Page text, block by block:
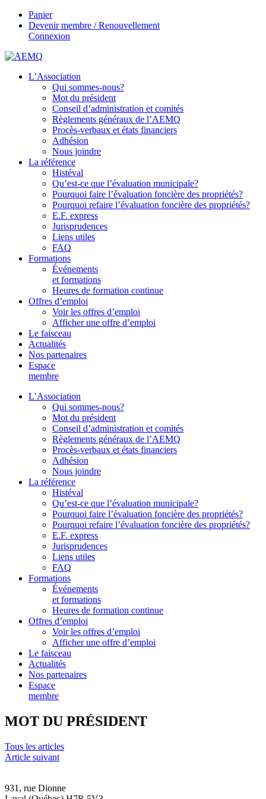
Panier
Devenir membre / Renouvellement
Connexion
L’Association
Qui sommes-nous?
Mot du président
Conseil d’administration et comités
Règlements généraux de l’AEMQ
Procès-verbaux et états financiers
Adhésion
Nous joindre
La référence
Histéval
Qu’est-ce que l’évaluation municipale?
Pourquoi faire l’évaluation foncière des propriétés?
Pourquoi refaire l’évaluation foncière des propriétés?
E.F. express
Jurisprudences
Liens utiles
FAQ
Formations
Événements
et formations
Heures de formation continue
Offres d’emploi
Voir les offres d’emploi
Afficher une offre d’emploi
Le faisceau
Actualités
Nos partenaires
Espace
membre
L’Association
Qui sommes-nous?
Mot du président
Conseil d’administration et comités
Règlements généraux de l’AEMQ
Procès-verbaux et états financiers
Adhésion
Nous joindre
La référence
Histéval
Qu’est-ce que l’évaluation municipale?
Pourquoi faire l’évaluation foncière des propriétés?
Pourquoi refaire l’évaluation foncière des propriétés?
E.F. express
Jurisprudences
Liens utiles
FAQ
Formations
Événements
et formations
Heures de formation continue
Offres d’emploi
Voir les offres d’emploi
Afficher une offre d’emploi
Le faisceau
Actualités
Nos partenaires
Espace
membre
MOT DU PRÉSIDENT
Tous les articles
Article suivant
931, rue Dionne